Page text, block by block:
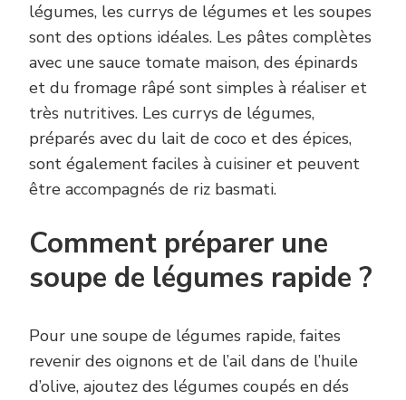
légumes, les currys de légumes et les soupes
sont des options idéales. Les pâtes complètes
avec une sauce tomate maison, des épinards
et du fromage râpé sont simples à réaliser et
très nutritives. Les currys de légumes,
préparés avec du lait de coco et des épices,
sont également faciles à cuisiner et peuvent
être accompagnés de riz basmati.
Comment préparer une
soupe de légumes rapide ?
Pour une soupe de légumes rapide, faites
revenir des oignons et de l’ail dans de l’huile
d’olive, ajoutez des légumes coupés en dés